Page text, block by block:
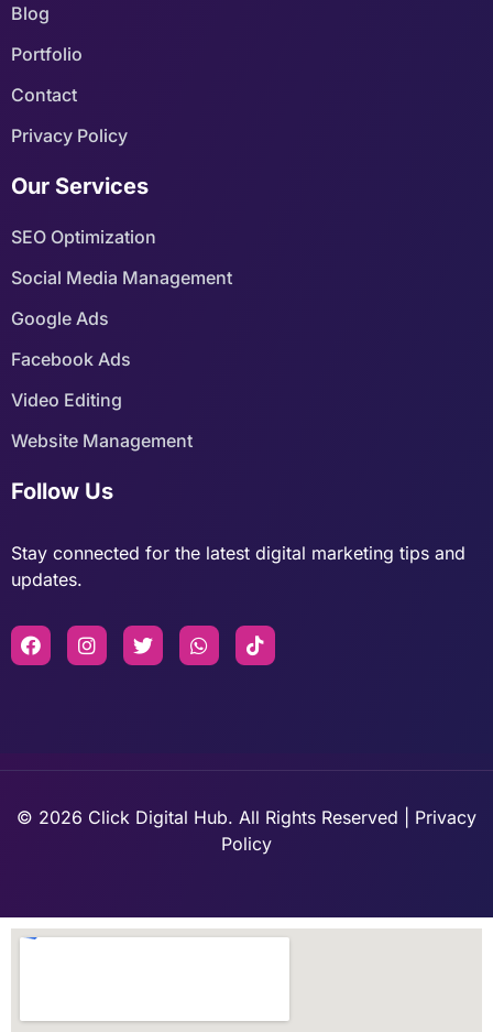
Blog
Portfolio
Contact
Privacy Policy
Our Services
SEO Optimization
Social Media Management
Google Ads
Facebook Ads
Video Editing
Website Management
Follow Us
Stay connected for the latest digital marketing tips and
updates.
© 2026 Click Digital Hub. All Rights Reserved | Privacy
Policy